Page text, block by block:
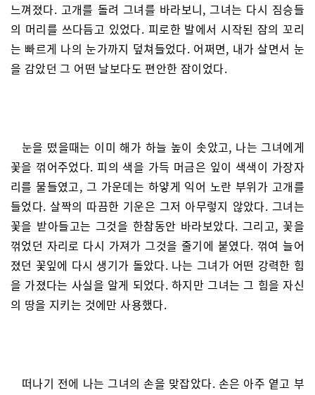
느껴졌다. 고개를 돌려 그녀를 바라보니, 그녀는 다시 짐승들
의 머리를 쓰다듬고 있었다. 피로한 발에서 시작된 잠의 꼬리
는 빠르게 나의 눈가까지 덮쳐들었다. 어쩌면, 내가 살면서 눈
을 감았던 그 어떤 날보다도 편안한 잠이었다.
눈을 떴을때는 이미 해가 하늘 높이 솟았고, 나는 그녀에게
꽃을 꺾어주었다. 피의 색을 가득 머금은 잎이 색색이 가장자
리를 물들였고, 그 가운데는 하얗게 익어 노란 부위가 고개를
들었다. 살짝의 따끔한 기운은 그저 아무렇지 않았다. 그녀는
꽃을 받아들고는 그것을 한참동안 바라보았다. 그리고, 꽃을
꺾었던 자리로 다시 가져가 그것을 줄기에 붙였다. 꺾여 늘어
졌던 꽃잎에 다시 생기가 돌았다. 나는 그녀가 어떤 강력한 힘
을 가졌다는 사실을 알게 되었다. 하지만 그녀는 그 힘을 자신
의 땅을 지키는 것에만 사용했다.
떠나기 전에 나는 그녀의 손을 맞잡았다. 손은 아주 옅고 부